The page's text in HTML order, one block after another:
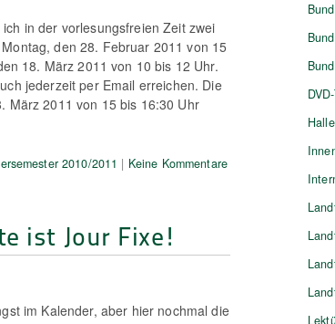
in der vorlesungsfreien Zeit zwei
den 28. Februar 2011 von 15
18. März 2011 von 10 bis 12 Uhr.
jederzeit per Email erreichen. Die
März 2011 von 15 bis 16:30 Uhr
2010/2011 | Keine Kommentare
ist Jour Fixe!
im Kalender, aber hier nochmal die